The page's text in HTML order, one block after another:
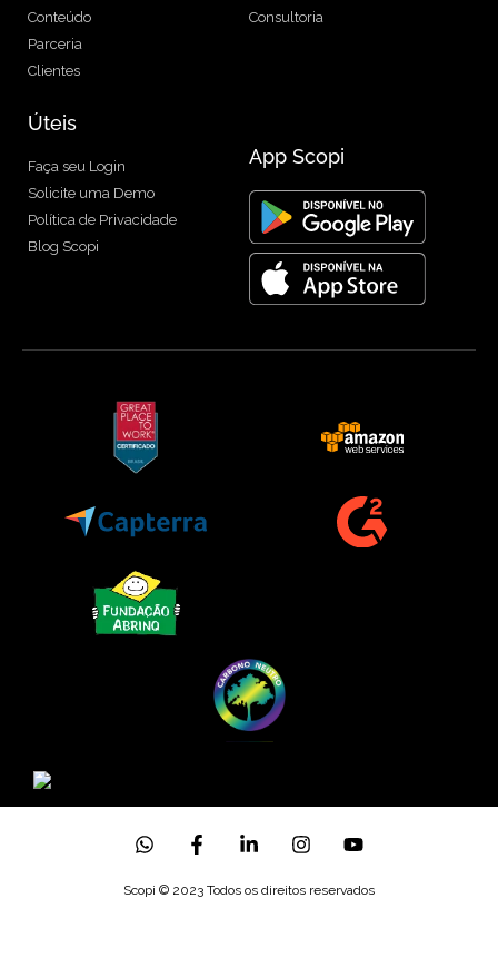
Conteúdo
Parceria
Clientes
Consultoria
Úteis
Faça seu Login
Solicite uma Demo
Política de Privacidade
Blog Scopi
App Scopi
Scopi © 2023 Todos os direitos reservados